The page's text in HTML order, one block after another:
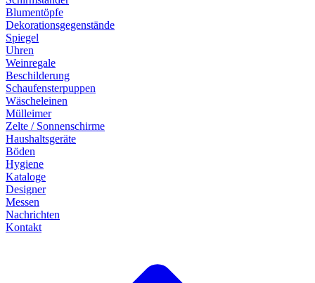
Blumentöpfe
Dekorationsgegenstände
Spiegel
Uhren
Weinregale
Beschilderung
Schaufensterpuppen
Wäscheleinen
Mülleimer
Zelte / Sonnenschirme
Haushaltsgeräte
Böden
Hygiene
Kataloge
Designer
Messen
Nachrichten
Kontakt